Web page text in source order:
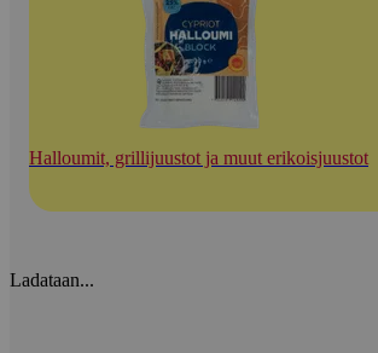
Halloumit, grillijuustot ja muut erikoisjuustot
Ladataan...